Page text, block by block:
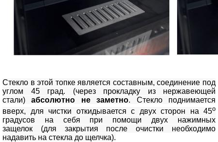
Стекло в этой топке является составным, соединение под
углом 45 град. (через прокладку из нержавеющей
стали)абсолютно не заметно. Стекло поднимается
вверх, для чистки откидывается с двух сторон на 45о
градусов на себя при помощи двух нажимных
защелок
(для закрытия после очистки необходимо
надавить на стекла до щелчка).